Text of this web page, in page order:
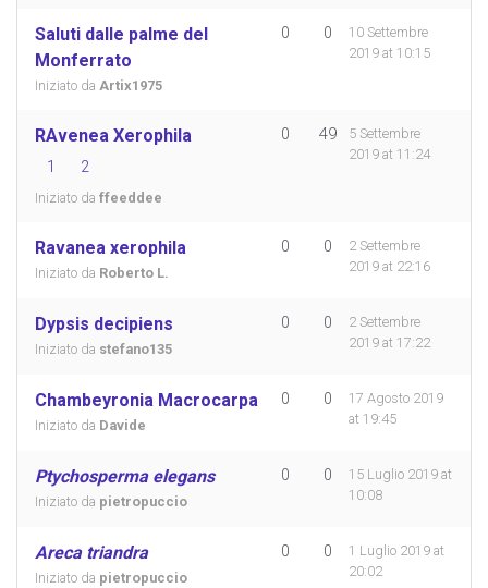
Saluti dalle palme del
Monferrato
Iniziato da Artix1975
0 0
10 Settembre
2019 at 10:15
RAvenea Xerophila
1 2
Iniziato da ffeeddee
0 49
5 Settembre
2019 at 11:24
Ravanea xerophila
Iniziato da Roberto L.
0 0
2 Settembre
2019 at 22:16
Dypsis decipiens
Iniziato da stefano135
0 0
2 Settembre
2019 at 17:22
Chambeyronia Macrocarpa
Iniziato da Davide
0 0
17 Agosto 2019
at 19:45
Ptychosperma elegans
Iniziato da pietropuccio
0 0
15 Luglio 2019 at
10:08
Areca triandra
Iniziato da pietropuccio
0 0
1 Luglio 2019 at
20:02